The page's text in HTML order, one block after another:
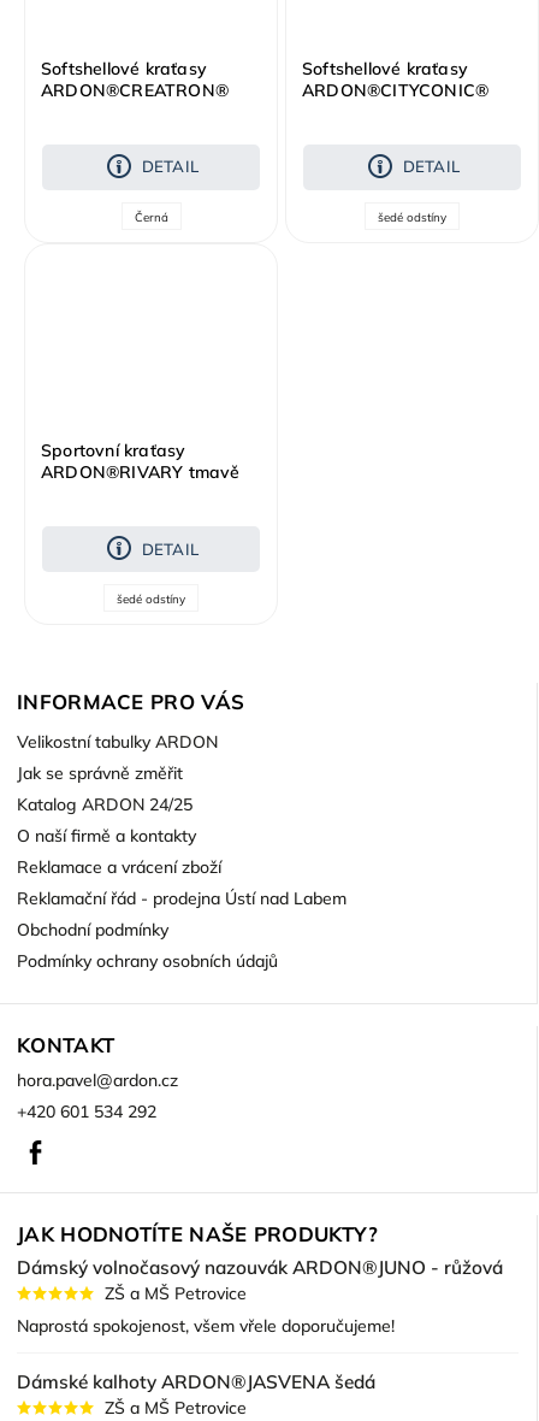
Softshellové kraťasy
ARDON®CREATRON®
DETAIL
Černá
Softshellové kraťasy
ARDON®CITYCONIC®
DETAIL
šedé odstíny
Sportovní kraťasy
ARDON®RIVARY tmavě
DETAIL
šedé odstíny
INFORMACE PRO VÁS
Velikostní tabulky ARDON
Jak se správně změřit
Katalog ARDON 24/25
O naší firmě a kontakty
Reklamace a vrácení zboží
Reklamační řád - prodejna Ústí nad Labem
Obchodní podmínky
Podmínky ochrany osobních údajů
KONTAKT
hora.pavel@ardon.cz
+420 601 534 292
JAK HODNOTÍTE NAŠE PRODUKTY?
Dámský volnočasový nazouvák ARDON®JUNO - růžová
ZŠ a MŠ Petrovice
Naprostá spokojenost, všem vřele doporučujeme!
Dámské kalhoty ARDON®JASVENA šedá
ZŠ a MŠ Petrovice